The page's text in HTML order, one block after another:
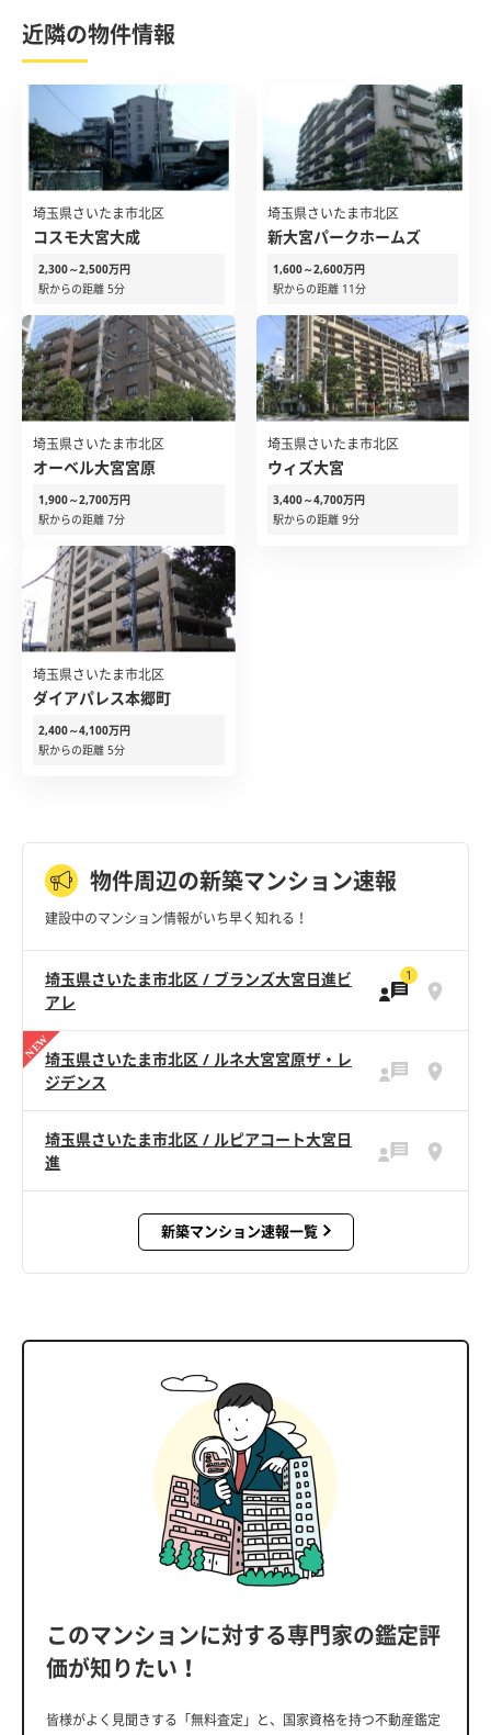
近隣の物件情報
埼玉県さいたま市北区
コスモ大宮大成
2,300～2,500万円
駅からの距離 5分
埼玉県さいたま市北区
新大宮パークホームズ
1,600～2,600万円
駅からの距離 11分
埼玉県さいたま市北区
オーベル大宮宮原
1,900～2,700万円
駅からの距離 7分
埼玉県さいたま市北区
ウィズ大宮
3,400～4,700万円
駅からの距離 9分
埼玉県さいたま市北区
ダイアパレス本郷町
2,400～4,100万円
駅からの距離 5分
物件周辺の新築マンション速報
建設中のマンション情報がいち早く知れる！
埼玉県さいたま市北区 / ブランズ大宮日進ビ
アレ
1
埼玉県さいたま市北区 / ルネ大宮宮原ザ・レ
ジデンス
埼玉県さいたま市北区 / ルピアコート大宮日
進
新築マンション速報一覧
このマンションに対する専門家の鑑定評
価が知りたい！
皆様がよく見聞きする「無料査定」と、国家資格を持つ不動産鑑定